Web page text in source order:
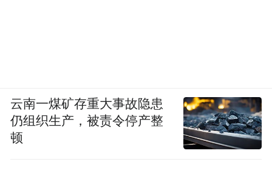
云南一煤矿存重大事故隐患
仍组织生产，被责令停产整
顿